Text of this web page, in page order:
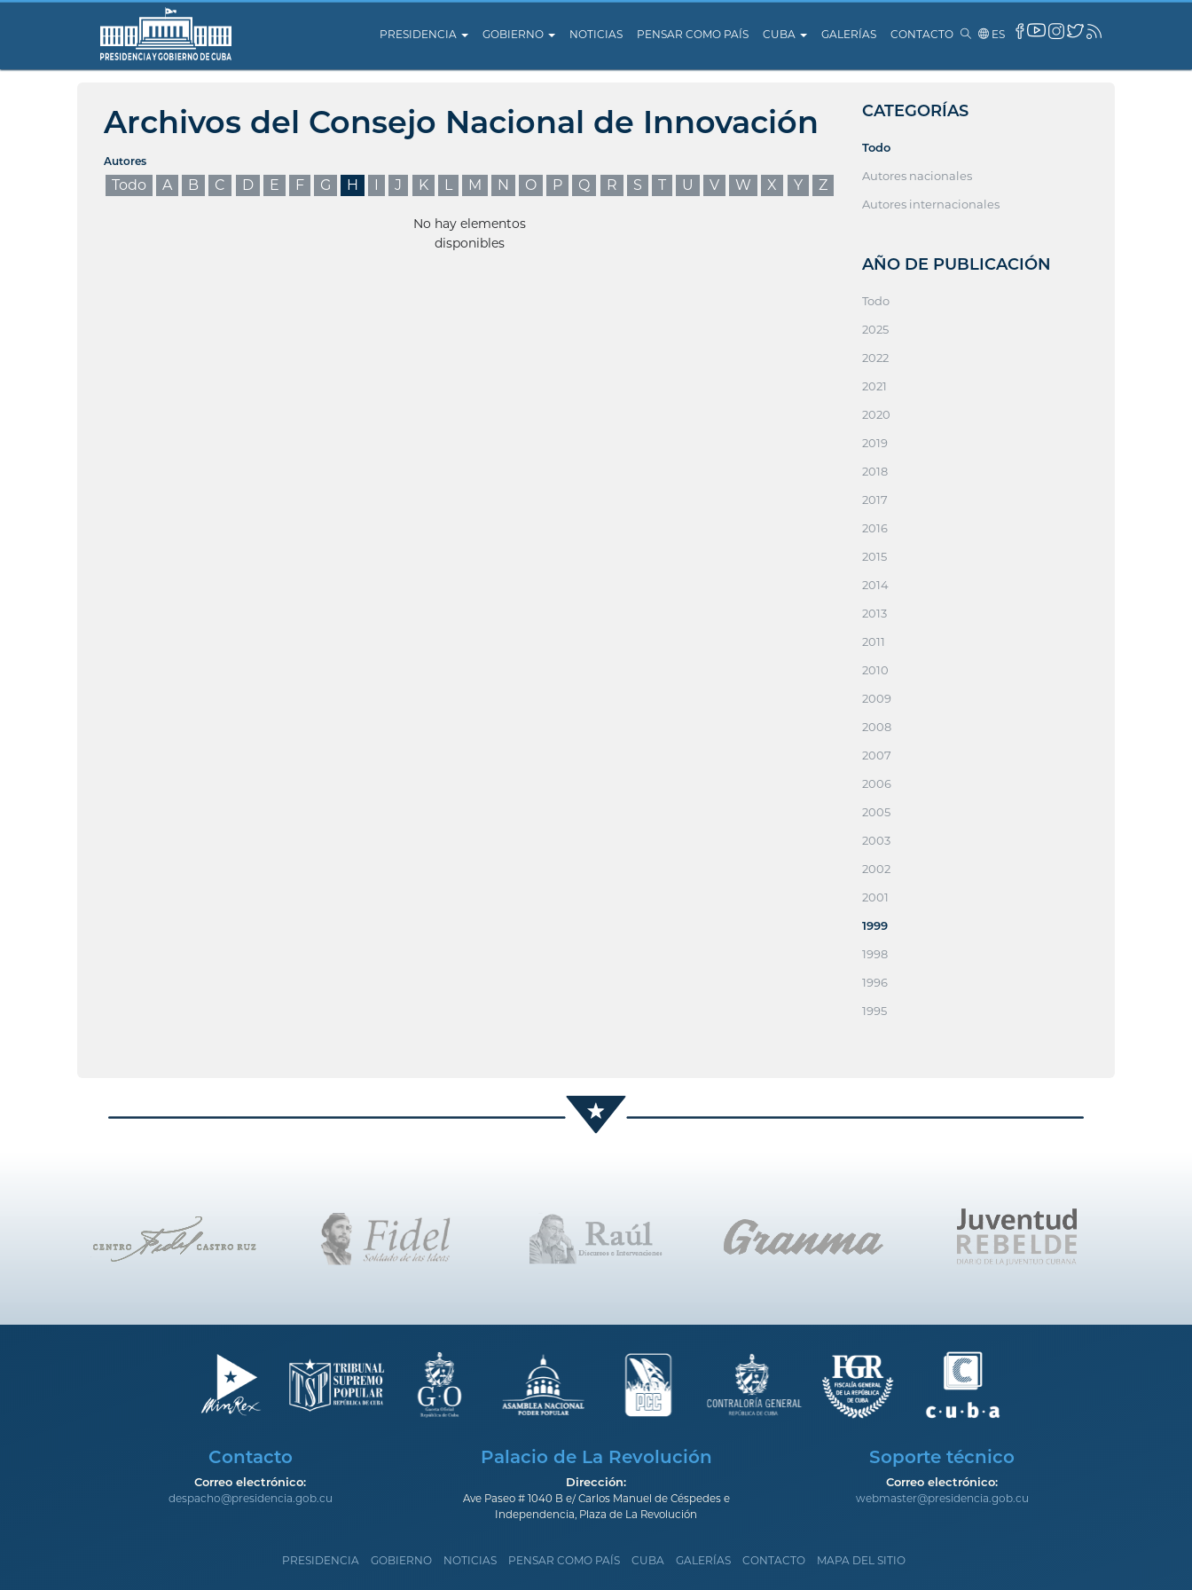
PRESIDENCIA GOBIERNO NOTICIAS PENSAR COMO PAÍS CUBA GALERÍAS CONTACTO ES
Archivos del Consejo Nacional de Innovación
Autores
Todo A B C D E F G H I J K L M N O P Q R S T U V W X Y Z
No hay elementos
disponibles
CATEGORÍAS
Todo
Autores nacionales
Autores internacionales
AÑO DE PUBLICACIÓN
Todo
2025
2022
2021
2020
2019
2018
2017
2016
2015
2014
2013
2011
2010
2009
2008
2007
2006
2005
2003
2002
2001
1999
1998
1996
1995
Contacto
Correo electrónico:
despacho@presidencia.gob.cu
Palacio de La Revolución
Dirección:
Ave Paseo # 1040 B e/ Carlos Manuel de Céspedes e
Independencia, Plaza de La Revolución
Soporte técnico
Correo electrónico:
webmaster@presidencia.gob.cu
PRESIDENCIA GOBIERNO NOTICIAS PENSAR COMO PAÍS CUBA GALERÍAS CONTACTO MAPA DEL SITIO